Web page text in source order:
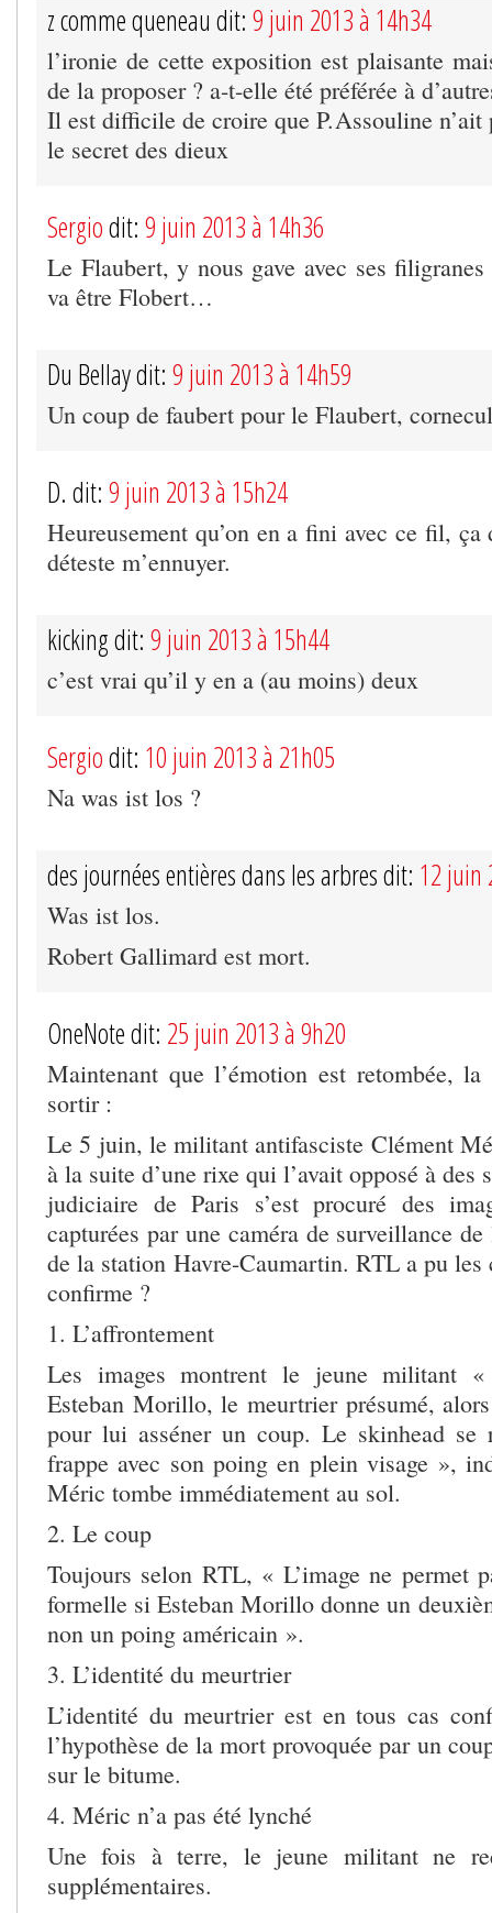
z comme queneau dit: 9 juin 2013 à 14h34
l’ironie de cette exposition est plaisante
de la proposer ? a-t-elle été préférée à
Il est difficile de croire que P.Assouline n’ait
le secret des dieux
Sergiodit: 9 juin 2013 à 14h36
Le Flaubert, y nous gave avec ses
va être Flobert…
Du Bellay dit: 9 juin 2013 à 14h59
Un coup de faubert pour le Flaubert,
D. dit: 9 juin 2013 à 15h24
Heureusement qu’on en a fini avec ce fil, ça
déteste m’ennuyer.
kicking dit: 9 juin 2013 à 15h44
c’est vrai qu’il y en a (au moins) deux
Sergiodit: 10 juin 2013 à 21h05
Na was ist los ?
des journées entières dans les arbres dit: 12 juin
Was ist los.
Robert Gallimard est mort.
OneNote dit: 25 juin 2013 à 9h20
Maintenant que l’émotion est retombée,
sortir :
Le 5 juin, le militant antifasciste Clément
à la suite d’une rixe qui l’avait opposé à des
judiciaire de Paris s’est procuré des
capturées par une caméra de surveillance
de la station Havre-Caumartin. RTL a pu les
confirme ?
1. L’affrontement
Les images montrent le jeune militant
Esteban Morillo, le meurtrier présumé,
pour lui asséner un coup. Le skinhead se
frappe avec son poing en plein visage »,
Méric tombe immédiatement au sol.
2. Le coup
Toujours selon RTL, « L’image ne permet
formelle si Esteban Morillo donne un
non un poing américain ».
3. L’identité du meurtrier
L’identité du meurtrier est en tous cas
l’hypothèse de la mort provoquée par un
sur le bitume.
4. Méric n’a pas été lynché
Une fois à terre, le jeune militant ne
supplémentaires.